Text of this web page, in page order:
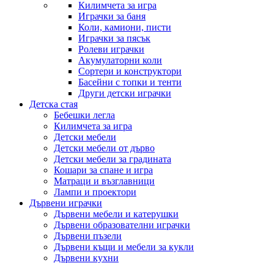
Килимчета за игра
Играчки за баня
Коли, камиони, писти
Играчки за пясък
Ролеви играчки
Акумулаторни коли
Сортери и конструктори
Басейни с топки и тенти
Други детски играчки
Детска стая
Бебешки легла
Килимчета за игра
Детски мебели
Детски мебели от дърво
Детски мебели за градината
Кошари за спане и игра
Матраци и възглавници
Лампи и проектори
Дървени играчки
Дървени мебели и катерушки
Дървени образователни играчки
Дървени пъзели
Дървени къщи и мебели за кукли
Дървени кухни